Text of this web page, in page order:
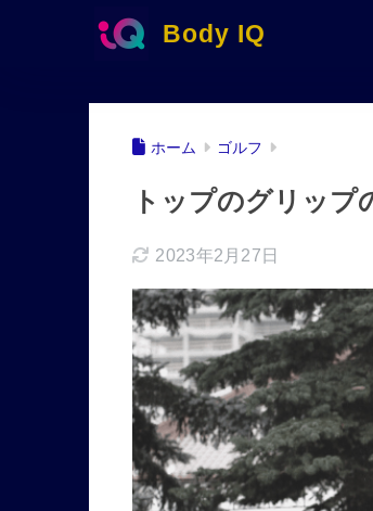
Body IQ
ホーム ゴルフ
トップのグリップ
2023年2月27日